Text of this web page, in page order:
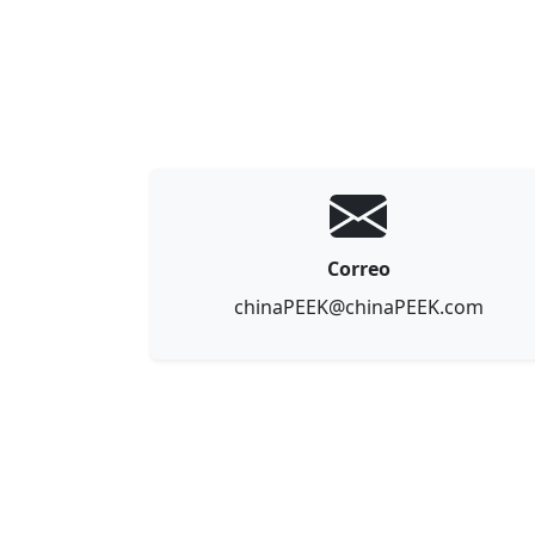
Correo
chinaPEEK@chinaPEEK.com